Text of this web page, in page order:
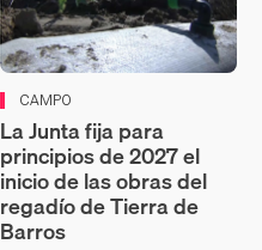
CAMPO
La Junta fija para
principios de 2027 el
inicio de las obras del
regadío de Tierra de
Barros